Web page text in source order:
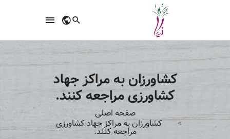
کشاورزان به مراکز جهاد
کشاورزی مراجعه کنند.
صفحه اصلی
کشاورزان به مراکز جهاد کشاورزی
مراجعه کنند.